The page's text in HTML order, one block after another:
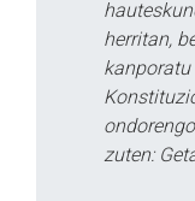
herritan,
zuten: